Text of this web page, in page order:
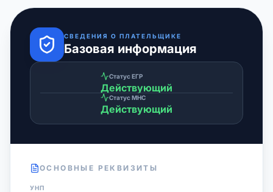
СВЕДЕНИЯ О ПЛАТЕЛЬЩИКЕ
Базовая информация
Статус ЕГР
Действующий
Статус МНС
Действующий
ОСНОВНЫЕ РЕКВИЗИТЫ
УНП